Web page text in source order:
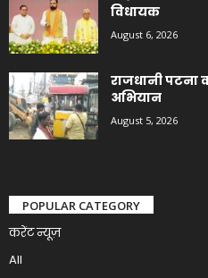
विधायक
August 6, 2026
राजधानी
अभियान
August 5, 2026
POPULAR CATEGORY
करेंट न्यूज़
All